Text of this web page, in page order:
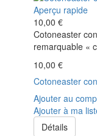
Aperçu rapide
10,00 €
Cotoneaster
remarquable «
10,00 €
Cotoneaster
Ajouter au
Ajouter à ma
Détails